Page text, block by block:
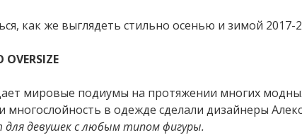
как же выглядеть стильно осенью и зимой 2017-
OVERSIZE
мировые подиумы на протяжении многих
в одежде сделали дизайнеры
для девушек с любым типом фигуры.